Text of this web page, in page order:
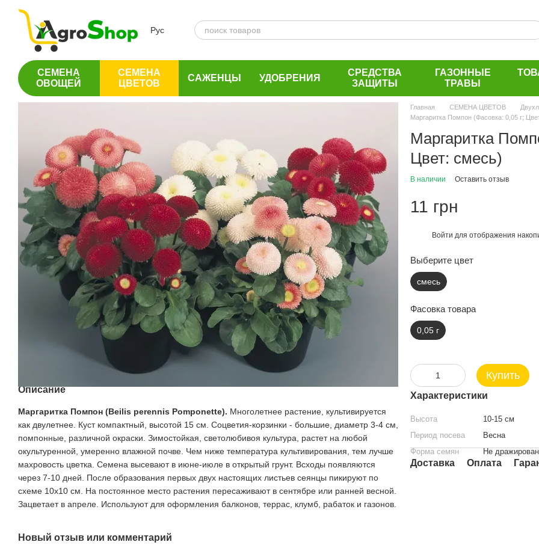
Перейти к основному контенту
Рус
СЕМЕНА
ОВОЩЕЙ
СЕМЕНА
ЦВЕТОВ
САЖЕНЦЫ УДОБРЕНИЯ
СРЕДСТВА
ЗАЩИТЫ
ГАЗОННЫЕ
ТРАВЫ
Описание
Маргаритка Помпон (Beilis perennis Pomponette). Многолетнее растение, культивируется
как двулетнее. Куст компактный, высотой 15 см. Соцветия-корзинки - большие, диаметр 3-4 см,
помпонные, различной окраски. Зимостойкая, светолюбивоя культура, растет на любой
окультуренной, умеренно влажной почве. Чем ниже температура культивирования, тем лучше
махровость цветка. Семена высевают в июне-июле в открытый грунт. Всходы появляются
через 7-10 дней. После образования первых двух настоящих листьев сеянцы пикируют по
схеме 10х10 см. На постоянное место растения пересаживают в сентябре или ранней весной.
Зацветает в апреле. Используют для оформления балконов, террас, клумб, рабаток и газонов.
Новый отзыв или комментарий
Главная СЕМЕНА ЦВЕТОВ
Маргаритка Помпон (Фасовка: 0,05 г;
Маргаритка
Цвет: смесь)
В наличии Оставить отзыв
11 грн
Войти для отображения
Выберите цвет
смесь
Фасовка товара
0,05 г
Купить
Характеристики
Высота
10-15 см
Период посева
Весна
Форма семян
Не
Доставка Оплата